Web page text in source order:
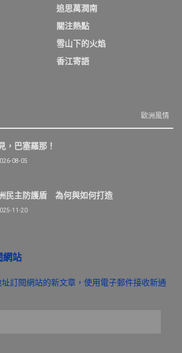
追思萬潤南
關注熱點
雪山下的火焰
香江寄語
歐洲風情
，巴塞羅那！
08-05
民主防護盾 為何與如何打造
11-20
網站
訂閱網站的新文章，使用電子郵件接收新通